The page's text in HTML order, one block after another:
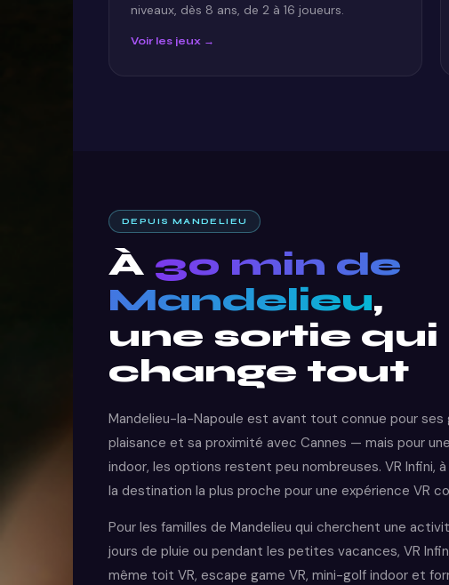
niveaux, dès 8 ans, de 2 à 16 joueurs.
Voir les jeux →
DEPUIS MANDELIEU
À 30 min de
Mandelieu,
une sortie qui
change tout
Mandelieu-la-Napoule est avant tout connue pour ses
plaisance et sa proximité avec Cannes — mais pour
indoor, les options restent peu nombreuses. VR Infini, à
la destination la plus proche pour une expérience VR
Pour les familles de Mandelieu qui cherchent une
jours de pluie ou pendant les petites vacances, VR
même toit VR, escape game VR, mini-golf indoor et